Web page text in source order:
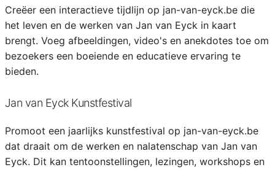
Creëer een interactieve tijdlijn op jan-van-eyck.be die
het leven en de werken van Jan van Eyck in kaart
brengt. Voeg afbeeldingen, video's en anekdotes toe om
bezoekers een boeiende en educatieve ervaring te
bieden.
Jan van Eyck Kunstfestival
Promoot een jaarlijks kunstfestival op jan-van-eyck.be
dat draait om de werken en nalatenschap van Jan van
Eyck. Dit kan tentoonstellingen, lezingen, workshops en